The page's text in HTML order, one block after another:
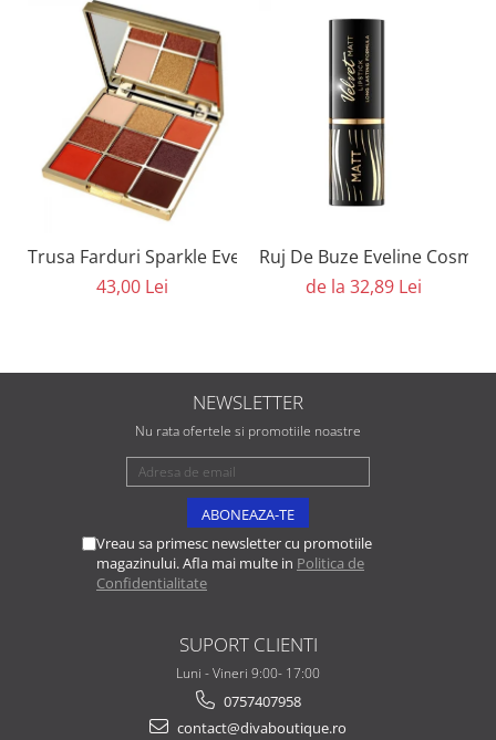
Trusa Farduri Sparkle Eveline Cosmetics
43,00 Lei
Ruj De Buze Eveline
de la 32,89 Lei
NEWSLETTER
Nu rata ofertele si promotiile noastre
Vreau sa primesc newsletter cu promotiile
magazinului. Afla mai multe in Politica de
Confidentialitate
SUPORT CLIENTI
Luni - Vineri 9:00- 17:00
0757407958
contact@divaboutique.ro